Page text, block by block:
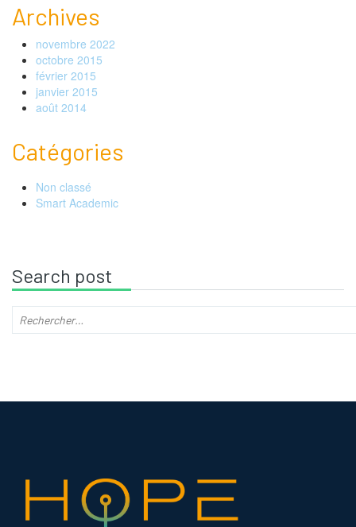
Archives
novembre 2022
octobre 2015
février 2015
janvier 2015
août 2014
Catégories
Non classé
Smart Academic
Search post